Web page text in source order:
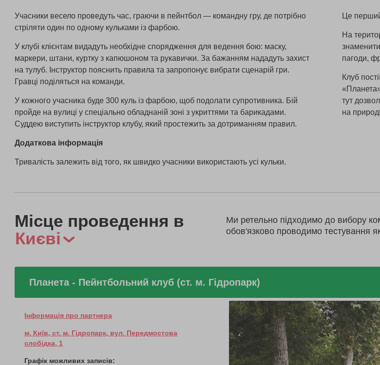
Учасники весело проведуть час, граючи в пейнтбол — командну гру, де потрібно
стріляти один по одному кульками із фарбою.
У клубі клієнтам видадуть необхідне спорядження для ведення бою: маску,
маркери, штани, куртку з капюшоном та рукавички. За бажанням нададуть захист
на тулуб. Інструктор пояснить правила та запропонує вибрати сценарій гри.
Гравці поділяться на команди.
У кожного учасника буде 300 куль із фарбою, щоб подолати супротивника. Бій
пройде на вулиці у спеціально обладнаній зоні з укриттями та барикадами.
Суддею виступить інструктор клубу, який простежить за дотриманням правил.
Додаткова інформація
Тривалість залежить від того, як швидко учасники використають усі кульки.
Це
На
пагоди,
Клуб
тут
на
Місце проведення в
Києві
Ми ретельно підходимо до вибору
обов'язково проводимо тестування
Планета - Пейнтбольний клуб (ст. м. Гідропарк)
Інформація про партнера
м. Київ, ст. м. Гідропарк, вул. Передмостова
слобідка, 1
Графік можливих записів: